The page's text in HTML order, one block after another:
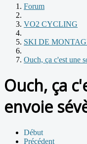
Forum
VO2 CYCLING
SKI DE
Ouch, ça c'est une
Ouch, ça
envoie
Début
Précédent